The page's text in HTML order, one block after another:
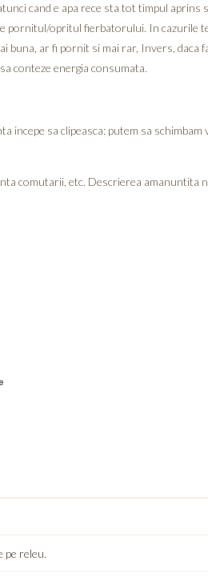
cand e apa rece sta tot timpul
pornitul/opritul fierbatorului. In cazurile
buna, ar fi pornit si mai rar, Invers,
conteze energia consumata.
sa clipeasca: putem sa
comutarii, etc. Descrierea amanuntita
pe releu.